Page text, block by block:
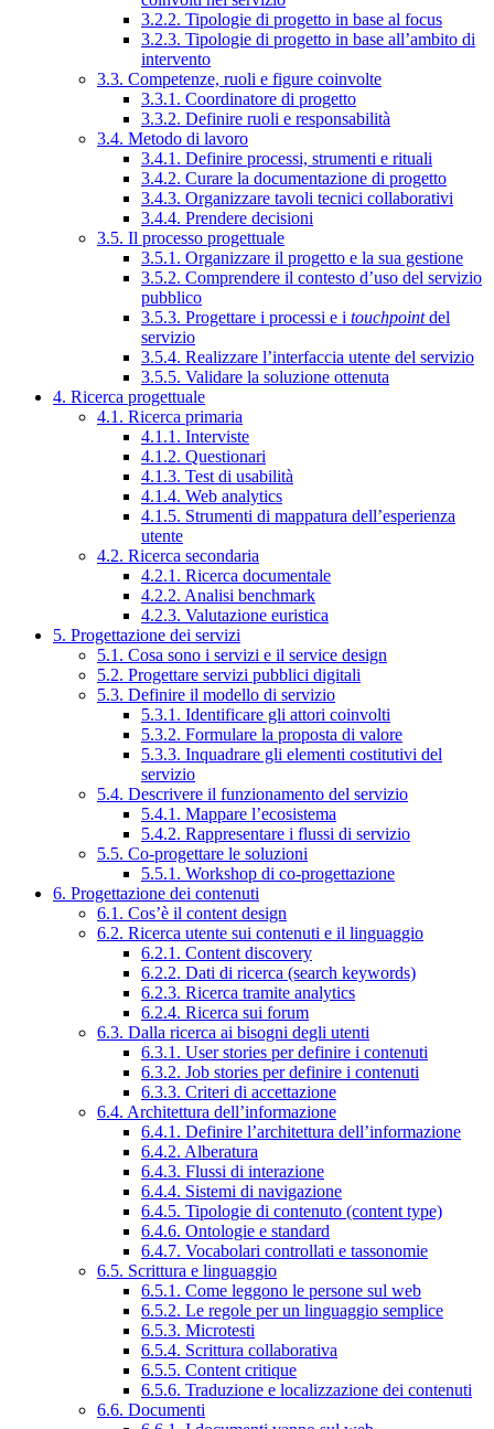
3.2.2. Tipologie di progetto in base al focus
3.2.3. Tipologie di progetto in base all’ambito di
intervento
3.3. Competenze, ruoli e figure coinvolte
3.3.1. Coordinatore di progetto
3.3.2. Definire ruoli e responsabilità
3.4. Metodo di lavoro
3.4.1. Definire processi, strumenti e rituali
3.4.2. Curare la documentazione di progetto
3.4.3. Organizzare tavoli tecnici collaborativi
3.4.4. Prendere decisioni
3.5. Il processo progettuale
3.5.1. Organizzare il progetto e la sua gestione
3.5.2. Comprendere il contesto d’uso del servizio
pubblico
3.5.3. Progettare i processi e i touchpointdel
servizio
3.5.4. Realizzare l’interfaccia utente del servizio
3.5.5. Validare la soluzione ottenuta
4. Ricerca progettuale
4.1. Ricerca primaria
4.1.1. Interviste
4.1.2. Questionari
4.1.3. Test di usabilità
4.1.4. Web analytics
4.1.5. Strumenti di mappatura dell’esperienza
utente
4.2. Ricerca secondaria
4.2.1. Ricerca documentale
4.2.2. Analisi benchmark
4.2.3. Valutazione euristica
5. Progettazione dei servizi
5.1. Cosa sono i servizi e il service design
5.2. Progettare servizi pubblici digitali
5.3. Definire il modello di servizio
5.3.1. Identificare gli attori coinvolti
5.3.2. Formulare la proposta di valore
5.3.3. Inquadrare gli elementi costitutivi del
servizio
5.4. Descrivere il funzionamento del servizio
5.4.1. Mappare l’ecosistema
5.4.2. Rappresentare i flussi di servizio
5.5. Co-progettare le soluzioni
5.5.1. Workshop di co-progettazione
6. Progettazione dei contenuti
6.1. Cos’è il content design
6.2. Ricerca utente sui contenuti e il linguaggio
6.2.1. Content discovery
6.2.2. Dati di ricerca (search keywords)
6.2.3. Ricerca tramite analytics
6.2.4. Ricerca sui forum
6.3. Dalla ricerca ai bisogni degli utenti
6.3.1. User stories per definire i contenuti
6.3.2. Job stories per definire i contenuti
6.3.3. Criteri di accettazione
6.4. Architettura dell’informazione
6.4.1. Definire l’architettura dell’informazione
6.4.2. Alberatura
6.4.3. Flussi di interazione
6.4.4. Sistemi di navigazione
6.4.5. Tipologie di contenuto (content type)
6.4.6. Ontologie e standard
6.4.7. Vocabolari controllati e tassonomie
6.5. Scrittura e linguaggio
6.5.1. Come leggono le persone sul web
6.5.2. Le regole per un linguaggio semplice
6.5.3. Microtesti
6.5.4. Scrittura collaborativa
6.5.5. Content critique
6.5.6. Traduzione e localizzazione dei contenuti
6.6. Documenti